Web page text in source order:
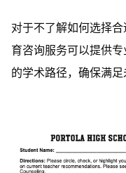
对于不了解如何选择
育咨询服务可以提供
的学术路径，确保满足